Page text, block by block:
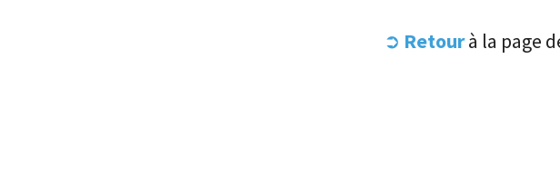
➲ Retourà la page